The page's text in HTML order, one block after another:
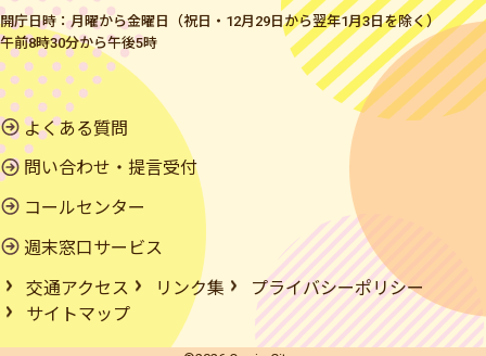
開庁日時：月曜から金曜日（祝日・12月29日から翌年1月3日を除く）
午前8時30分から午後5時
よくある質問
問い合わせ・提言受付
コールセンター
週末窓口サービス
交通アクセス
リンク集
プライバシーポリシー
サイトマップ